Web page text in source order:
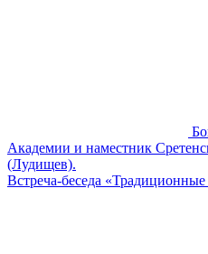
Академии и наместник
(Лудищев).
Встреча-беседа